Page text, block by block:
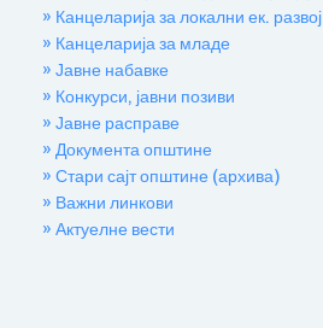
» Канцеларија за локални ек. развој
» Канцеларија за младе
» Јавне набавке
» Конкурси, јавни позиви
» Јавне расправе
» Документа општине
» Стари сајт општине (архива)
» Важни линкови
» Актуелне вести